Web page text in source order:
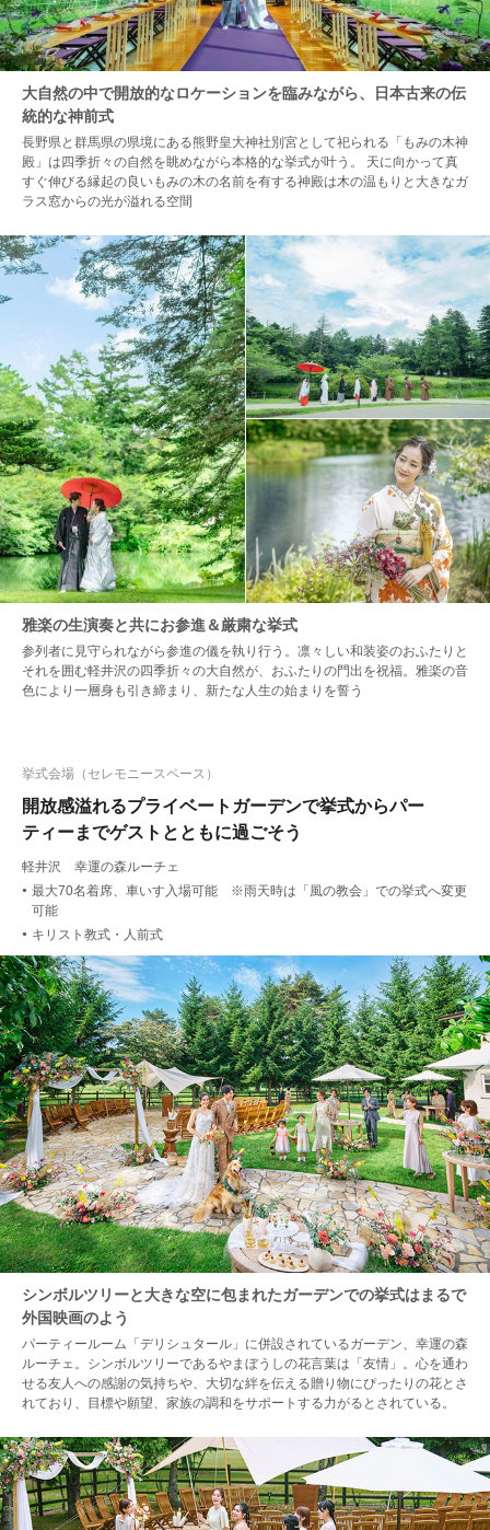
大自然の中で開放的なロケーションを臨みながら、日本古来の伝
統的な神前式
長野県と群馬県の県境にある熊野皇大神社別宮として祀られる「もみの木神
殿」は四季折々の自然を眺めながら本格的な挙式が叶う。 天に向かって真
すぐ伸びる縁起の良いもみの木の名前を有する神殿は木の温もりと大きなガ
ラス窓からの光が溢れる空間
雅楽の生演奏と共にお参進＆厳粛な挙式
参列者に見守られながら参進の儀を執り行う。凛々しい和装姿のおふたりと
それを囲む軽井沢の四季折々の大自然が、おふたりの門出を祝福。雅楽の音
色により一層身も引き締まり、新たな人生の始まりを誓う
開放感溢れるプライベートガーデンで挙式からパー
ティーまでゲストとともに過ごそう
挙式会場（セレモニースペース）
軽井沢 幸運の森ルーチェ
● 最大70名着席、車いす入場可能 ※雨天時は「風の教会」での挙式へ変更
可能
● キリスト教式・人前式
シンボルツリーと大きな空に包まれたガーデンでの挙式はまるで
外国映画のよう
パーティールーム「デリシュタール」に併設されているガーデン、幸運の森
ルーチェ。シンボルツリーであるやまぼうしの花言葉は「友情」。心を通わ
せる友人への感謝の気持ちや、大切な絆を伝える贈り物にぴったりの花とさ
れており、目標や願望、家族の調和をサポートする力がるとされている。